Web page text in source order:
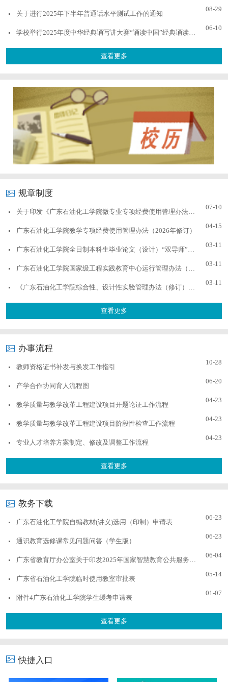
关于进行2025年下半年普通话水平测试工作的通知
08-29
学校举行2025年度中华经典诵写讲大赛“诵读中国”经典诵读大赛校内选拔赛
06-10
查看更多
规章制度
关于印发《广东石油化工学院微专业专项经费使用管理办法》的通知（广油〔2026〕51...
07-10
广东石油化工学院教学专项经费使用管理办法（2026年修订）
04-15
广东石油化工学院全日制本科生毕业论文（设计）“双导师”制实施细则(广油〔2024〕...
03-11
广东石油化工学院国家级工程实践教育中心运行管理办法（修订）(广油〔2023〕45号)
03-11
《广东石油化工学院综合性、设计性实验管理办法（修订）》《广东石油化工学院课程...
03-11
查看更多
办事流程
教师资格证书补发与换发工作指引
10-28
产学合作协同育人流程图
06-20
教学质量与教学改革工程建设项目开题论证工作流程
04-23
教学质量与教学改革工程建设项目阶段性检查工作流程
04-23
专业人才培养方案制定、修改及调整工作流程
04-23
查看更多
教务下载
广东石油化工学院自编教材(讲义)选用（印制）申请表
06-23
通识教育选修课常见问题问答（学生版）
06-23
广东省教育厅办公室关于印发2025年国家智慧教育公共服务平台全面深化应用广东省推...
06-04
广东省石油化工学院临时使用教室审批表
05-14
附件4广东石油化工学院学生缓考申请表
01-07
查看更多
快捷入口